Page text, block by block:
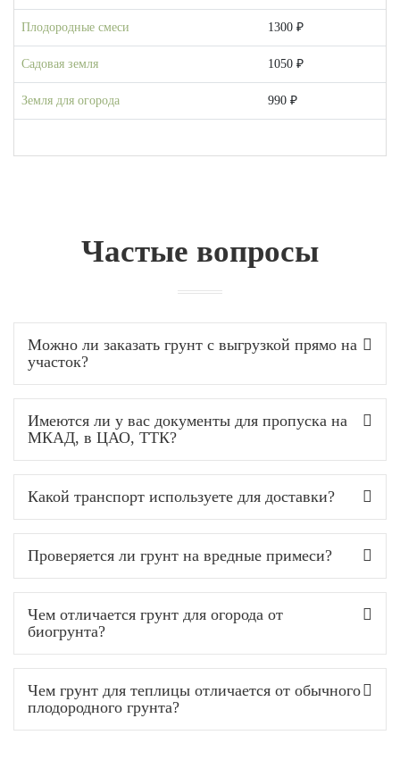
Плодородные смеси 1300 ₽
Садовая земля 1050 ₽
Земля для огорода 990 ₽
Частые вопросы
Можно ли заказать грунт с выгрузкой прямо на
участок?
Имеются ли у вас документы для пропуска на
МКАД, в ЦАО, ТТК?
Какой транспорт используете для доставки?
Проверяется ли грунт на вредные примеси?
Чем отличается грунт для огорода от
биогрунта?
Чем грунт для теплицы отличается от обычного
плодородного грунта?